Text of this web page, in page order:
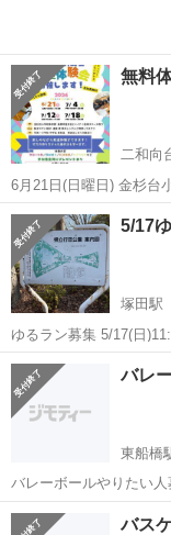
無料
二和向
6月21日(日曜日) 金杉台
す😘 ミニゲーム感覚で剣道体験会はじめます😁 お越しいただける方
はメッセージまで🥹 お子様に剣道はじめませんか？☺️ ご参加はこちら
まで😘 ...
千葉 船橋市
5/17
塚田駅
ゆるラン募集 5/17(日)11:00予定
ます！ 男女問わずおー
ので是非💁‍♂️ 初心者向けのゆるランのため、早いペースで走りたい方は
🙅‍♂...
千葉 塚
バレ
東船橋
バレーボールやりたい人募集！ ゆるめかつ楽しくバレ
い人おいでやす🙇‍♂️ 5/18(月)19:00〜20:45頃 場所：東船橋の体育館(東船
千葉 東
バス